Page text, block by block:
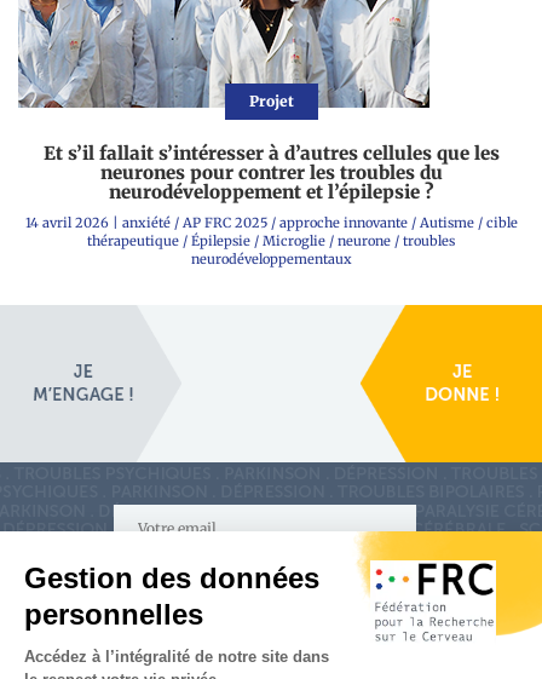
Projet
Et s’il fallait s’intéresser à d’autres cellules que les
neurones pour contrer les troubles du
neurodéveloppement et l’épilepsie ?
14 avril 2026| anxiété/ AP FRC 2025/ approche innovante/ Autisme/ cible
thérapeutique / Épilepsie / Microglie / neurone / troubles
neurodéveloppementaux
S'inscrire à la newsletter
les réseaux sociaux